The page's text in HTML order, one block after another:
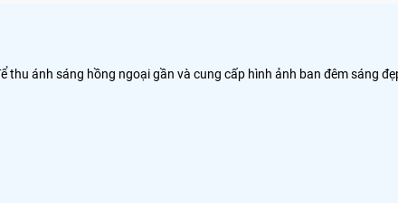
ánh sáng hồng ngoại gần và cung cấp hình ảnh ban đêm sáng